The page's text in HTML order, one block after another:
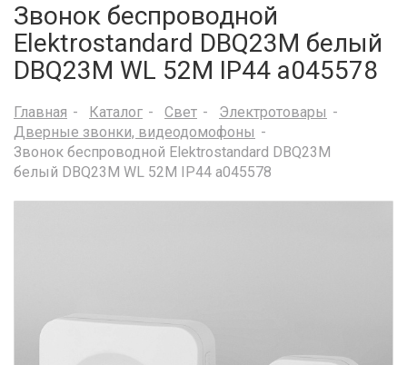
Звонок беспроводной
Elektrostandard DBQ23M белый
DBQ23M WL 52M IP44 a045578
Главная Каталог Свет
Электротовары
Дверные звонки, видеодомофоны
Звонок беспроводной Elektrostandard DBQ23M
белый DBQ23M WL 52M IP44 a045578